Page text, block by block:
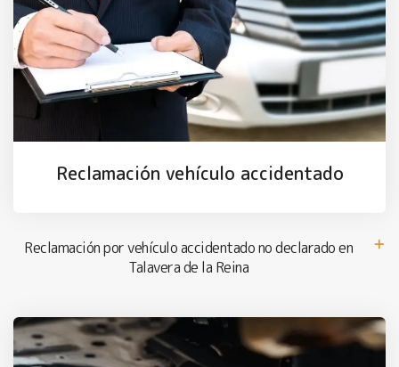
Reclamación vehículo accidentado
Reclamación por vehículo accidentado no declarado en
Talavera de la Reina